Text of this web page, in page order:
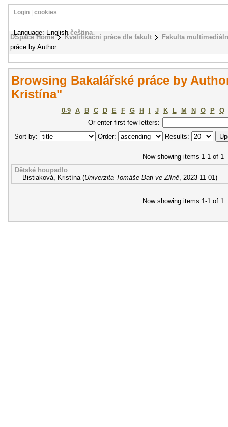
DSpace Home Kvalifikační práce dle fakult
Fakulta
práce by Author
Login cookies
Language: Englishčeština
Browsing Bakalářské práce by
Kristína"
0-9 A B C D E F G H J K L M N O P
Q
Or enter first few letters:
Sort by:
Order: Results:
Now showing items 1-1 of 1
Dětské houpadlo
Bistiaková, Kristína (Univerzita Tomáše Bati ve Zlíně, 2023-11-01)
Now showing items 1-1 of 1